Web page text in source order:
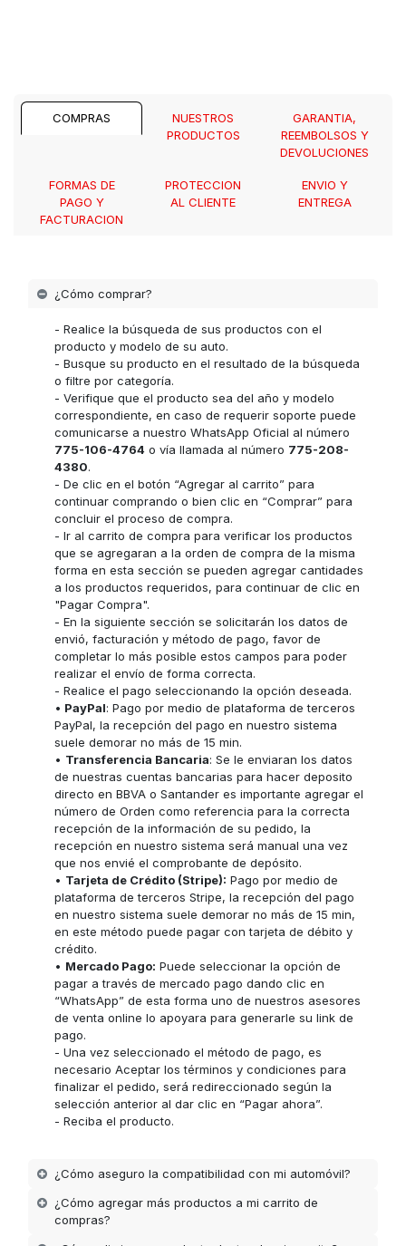
COMPRAS
NUESTROS
PRODUCTOS
GARANTIA,
REEMBOLSOS Y
DEVOLUCIONES
FORMAS DE
PAGO Y
FACTURACION
PROTECCION
AL CLIENTE
ENVIO Y
ENTREGA
¿Cómo comprar?
- Realice la búsqueda de sus productos con el
producto y modelo de su auto.
- Busque su producto en el resultado de la búsqueda
o filtre por categoría.
- Verifique que el producto sea del año y modelo
correspondiente, en caso de requerir soporte puede
comunicarse a nuestro WhatsApp Oficial al número
775-106-4764 o vía llamada al número 775-208-
4380.
- De clic en el botón “Agregar al carrito” para
continuar comprando o bien clic en “Comprar” para
concluir el proceso de compra.
- Ir al carrito de compra para verificar los productos
que se agregaran a la orden de compra de la misma
forma en esta sección se pueden agregar cantidades
a los productos requeridos, para continuar de clic en
"Pagar Compra".
- En la siguiente sección se solicitarán los datos de
envió, facturación y método de pago, favor de
completar lo más posible estos campos para poder
realizar el envío de forma correcta.
- Realice el pago seleccionando la opción deseada.
• PayPal: Pago por medio de plataforma de terceros
PayPal, la recepción del pago en nuestro sistema
suele demorar no más de 15 min.
• Transferencia Bancaria: Se le enviaran los datos
de nuestras cuentas bancarias para hacer deposito
directo en BBVA o Santander es importante agregar el
número de Orden como referencia para la correcta
recepción de la información de su pedido, la
recepción en nuestro sistema será manual una vez
que nos envié el comprobante de depósito.
• Tarjeta de Crédito (Stripe): Pago por medio de
plataforma de terceros Stripe, la recepción del pago
en nuestro sistema suele demorar no más de 15 min,
en este método puede pagar con tarjeta de débito y
crédito.
• Mercado Pago: Puede seleccionar la opción de
pagar a través de mercado pago dando clic en
“WhatsApp” de esta forma uno de nuestros asesores
de venta online lo apoyara para generarle su link de
pago.
- Una vez seleccionado el método de pago, es
necesario Aceptar los términos y condiciones para
finalizar el pedido, será redireccionado según la
selección anterior al dar clic en “Pagar ahora”.
- Reciba el producto.
¿Cómo aseguro la compatibilidad con mi automóvil?
¿Cómo agregar más productos a mi carrito de
compras?